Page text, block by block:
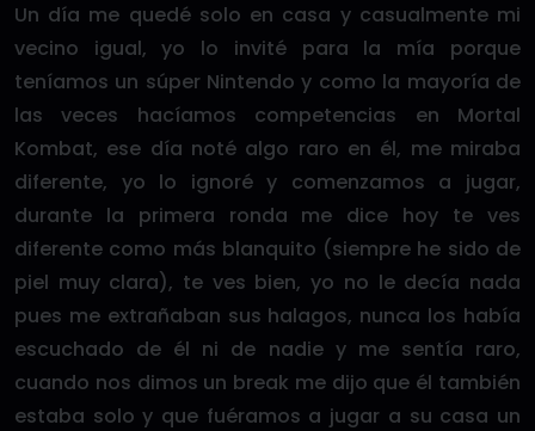
Un día me quedé solo en casa y casualmente mi
vecino igual, yo lo invité para la mía porque
teníamos un súper Nintendo y como la mayoría de
las veces hacíamos competencias en Mortal
Kombat, ese día noté algo raro en él, me miraba
diferente, yo lo ignoré y comenzamos a jugar,
durante la primera ronda me dice hoy te ves
diferente como más blanquito (siempre he sido de
piel muy clara), te ves bien, yo no le decía nada
pues me extrañaban sus halagos, nunca los había
escuchado de él ni de nadie y me sentía raro,
cuando nos dimos un break me dijo que él también
estaba solo y que fuéramos a jugar a su casa un